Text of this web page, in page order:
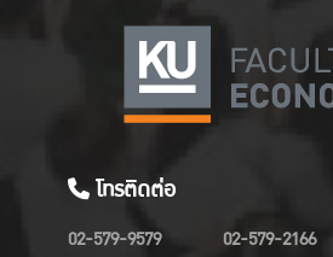
โทรติดต่อ
02-579-9579
02-579-2166